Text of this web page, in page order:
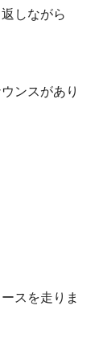
しながら
ンスがあり
スを走りま